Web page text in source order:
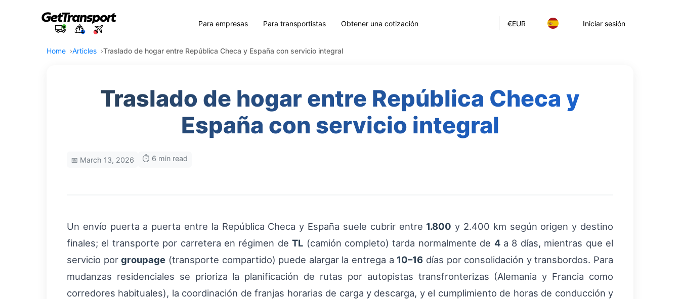
€EUR Iniciar sesión
Para empresas Para transportistas Obtener una cotización
Home Articles Traslado de hogar entre República Checa y España con servicio integral
Traslado de hogar entre República Checa y
España con servicio integral
📅 March 13, 2026 ⏱️ 6 min read
Un envío puerta a puerta entre la República Checa y España suele cubrir entre 1.800 y 2.400 km según origen y destino
finales; el transporte por carretera en régimen deTL (camión completo) tarda normalmente de 4a 8 días, mientras que el
servicio porgroupage (transporte compartido) puede alargar la entrega a 10–16 días por consolidación y transbordos. Para
mudanzas residenciales se prioriza la planificación de rutas por autopistas transfronterizas (Alemania y Francia como
corredores habituales), la coordinación de franjas horarias de carga y descarga, y el cumplimiento de horas de conducción y